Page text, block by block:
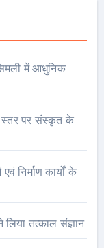
में आधुनिक
स्तर पर संस्कृत के
निर्माण कार्यों के
तत्काल संज्ञान